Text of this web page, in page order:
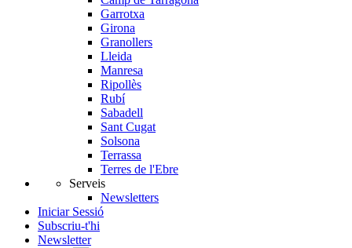
Garrotxa
Girona
Granollers
Lleida
Manresa
Ripollès
Rubí
Sabadell
Sant Cugat
Solsona
Terrassa
Terres de l'Ebre
Serveis
Newsletters
Iniciar Sessió
Subscriu-t'hi
Newsletter